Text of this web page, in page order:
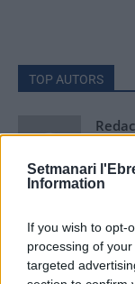
Setmanari
Information
If you wish to opt-
processing of
targeted
TOP AUTORS
9257